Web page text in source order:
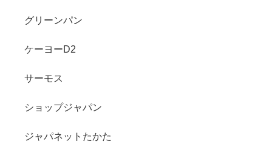
グリーンパン
ケーヨーD2
サーモス
ショップジャパン
ジャパネットたかた